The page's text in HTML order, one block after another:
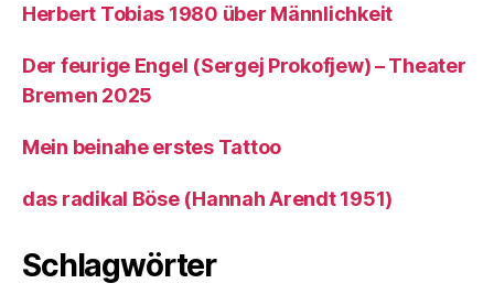
Herbert Tobias 1980 über Männlichkeit
Der feurige Engel (Sergej Prokofjew) – Theater
Bremen 2025
Mein beinahe erstes Tattoo
das radikal Böse (Hannah Arendt 1951)
Schlagwörter